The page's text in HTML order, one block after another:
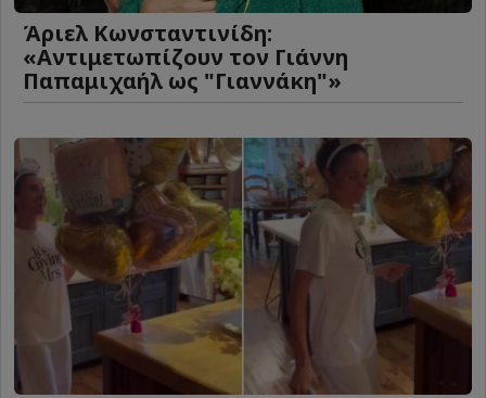
Άριελ Κωνσταντινίδη:
«Αντιμετωπίζουν τον Γιάννη
Παπαμιχαήλ ως "Γιαννάκη"»